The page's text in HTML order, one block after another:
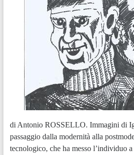
di Antonio ROSSELLO. Immagini di
passaggio dalla modernità alla
tecnologico, che ha messo l’individuo